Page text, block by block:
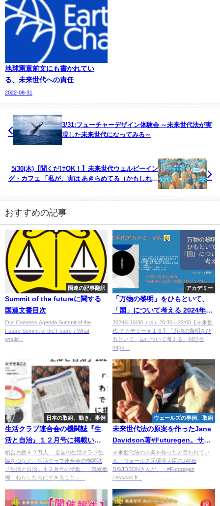
地球憲章前文にも書かれてい
る、未来世代への責任
2022-08-31
3/31:フューチャーデザイン体験会 ～未来世代法が実
現した未来世代になってみる～
5/30(木)【聞くだけOK！】未来世代ウェルビーイン
グ・カフェ 「私が、実は あきらめてる（かもしれな
おすすめの記事
国連の記事翻訳
Summit of the futureに関する
国連文書目次
Our Common Agenda Summit of the
Future Summit of the Future：What
would...
アカデミー
「万物の黎明」をひもといて、
「国」について考える 2024年
10/30（水）20:30～22:00【未来
世代 アカデミー＃１６】
2024年10/30（水）20:30～22:00【未来世
代 アカデミー＃１６】「万物の黎明をひ
もといて、国について考える」対話会
https:...
日本の取組、動き、事例
生活クラブ連合会の機関誌『生
活と自治』１２月号に掲載いた
だきました。
組合員数４２万人。 全国の生活クラブ生
協をつなぐ、生活クラブ連合会の機関誌
『生活と自治』１２月号の特集、「気候危
機 わたしたちにできること」...
ウェールズの事例、取組
未来世代法の原案を作ったJane
Davidson著#Futuregen。サテ
ィシュ・クマール師の推薦文
未来世代法の原案を作ったと言われてい
る、ウェールズ元環境大臣のJANE
DAVIDSONさんが、「#Futuregen
Lessons fr...